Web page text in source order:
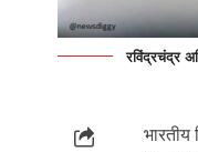
रविंद्रचंद्र